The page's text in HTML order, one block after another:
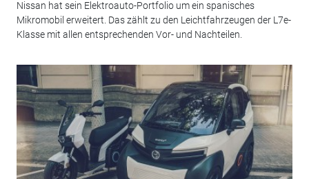
Nissan hat sein Elektroauto-Portfolio um ein spanisches
Mikromobil erweitert. Das zählt zu den Leichtfahrzeugen der L7e-
Klasse mit allen entsprechenden Vor- und Nachteilen.